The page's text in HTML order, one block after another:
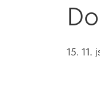
15.